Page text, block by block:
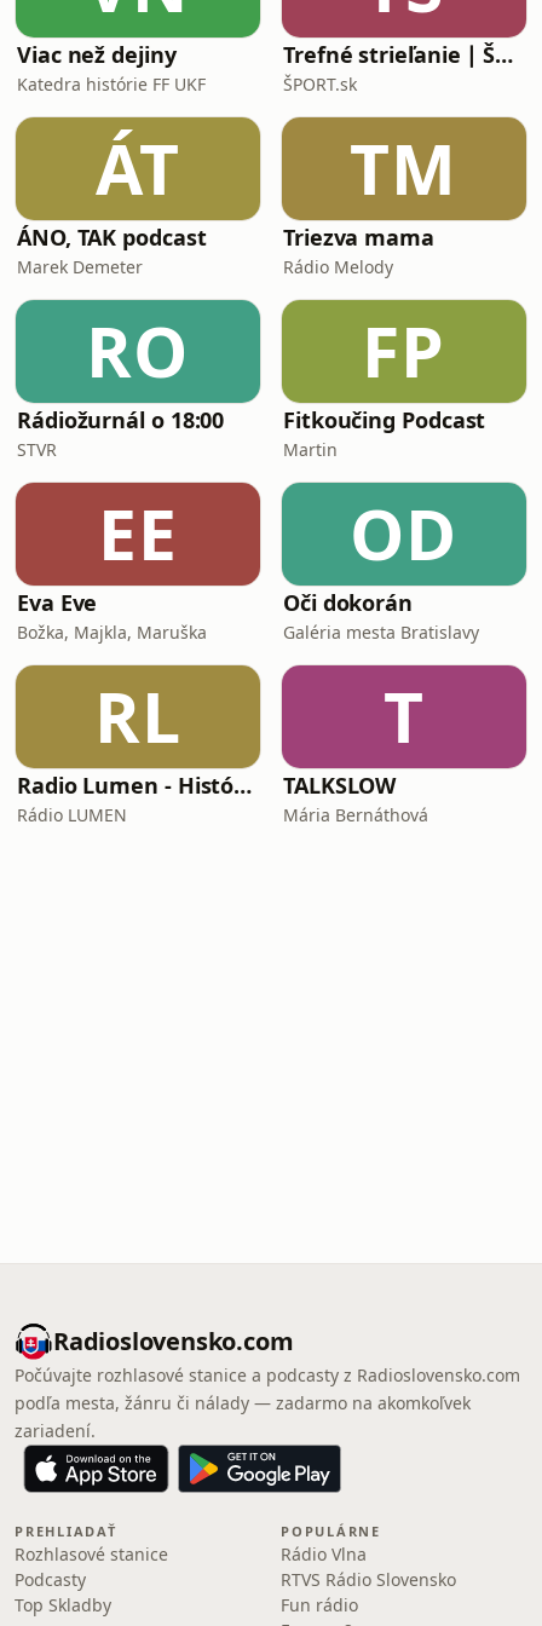
Viac než dejiny
Katedra histórie FF UKF
Trefné strieľanie ∣ ŠPORT.sk
ŠPORT.sk
ÁT
ÁNO, TAK podcast
Marek Demeter
TM
Triezva mama
Rádio Melody
RO
Rádiožurnál o 18:00
STVR
FP
Fitkoučing Podcast
Martin
EE
Eva Eve
Božka, Majkla, Maruška
OD
Oči dokorán
Galéria mesta Bratislavy
RL
Radio Lumen - História a my
Rádio LUMEN
T
TALKSLOW
Mária Bernáthová
Radioslovensko.com
Počúvajte rozhlasové stanice a podcasty z Radioslovensko.com
podľa mesta, žánru či nálady — zadarmo na akomkoľvek
zariadení.
PREHLIADAŤ
Rozhlasové stanice
Podcasty
Top Skladby
POPULÁRNE
Rádio Vlna
RTVS Rádio Slovensko
Fun rádio